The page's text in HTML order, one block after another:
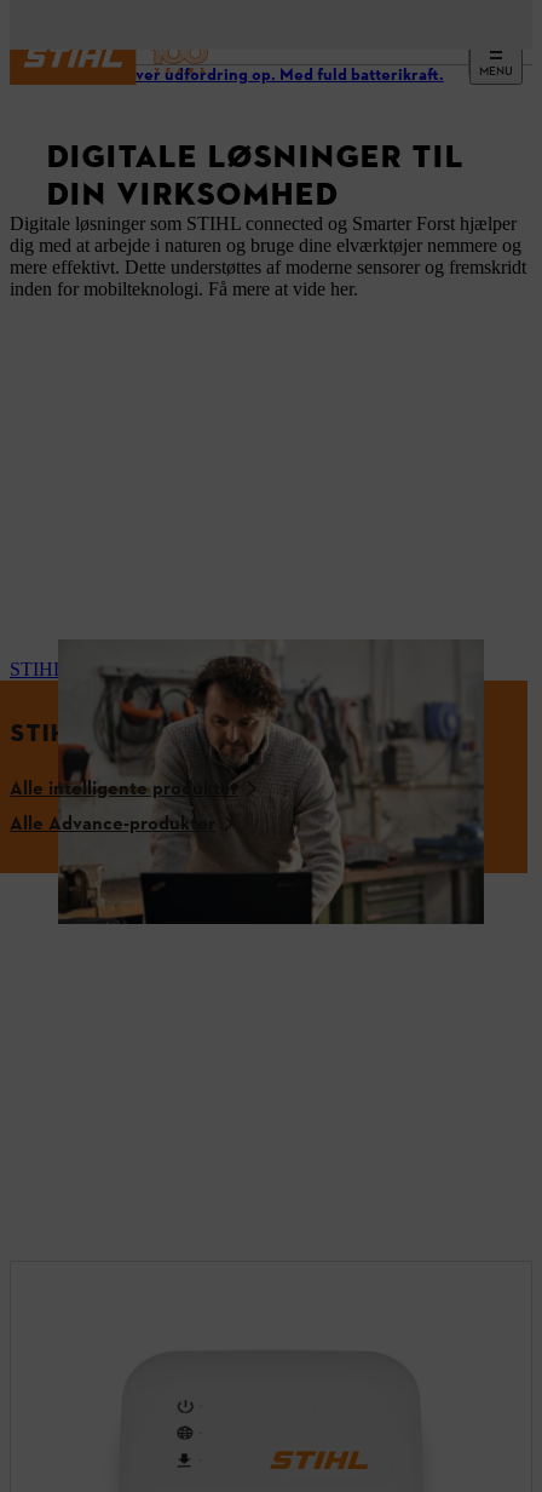
MENU
Tag enhver udfordring op. Med fuld batterikraft.
DIGITALE LØSNINGER TIL
DIN VIRKSOMHED
Digitale løsninger som STIHL connected og Smarter Forst hjælper
dig med at arbejde i naturen og bruge dine elværktøjer nemmere og
mere effektivt. Dette understøttes af moderne sensorer og fremskridt
inden for mobilteknologi. Få mere at vide her.
STIHL connected
STIHL INTELLIGENTE ELVÆRKTØJER
Alle intelligente produkter
Alle Advance-produkter